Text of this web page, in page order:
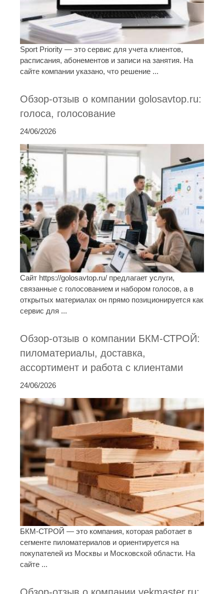
Sport Priority — это сервис для учета клиентов,
расписания, абонементов и записи на занятия. На
сайте компании указано, что решение ...
Обзор-отзыв о компании golosavtop.ru:
голоса, голосование
24/06/2026
Сайт https://golosavtop.ru/ предлагает услуги,
связанные с голосованием и набором голосов, а в
открытых материалах он прямо позиционируется как
сервис для ...
Обзор-отзыв о компании БКМ-СТРОЙ:
пиломатериалы, доставка,
ассортимент и работа с клиентами
24/06/2026
БКМ-СТРОЙ — это компания, которая работает в
сегменте пиломатериалов и ориентируется на
покупателей из Москвы и Московской области. На
сайте ...